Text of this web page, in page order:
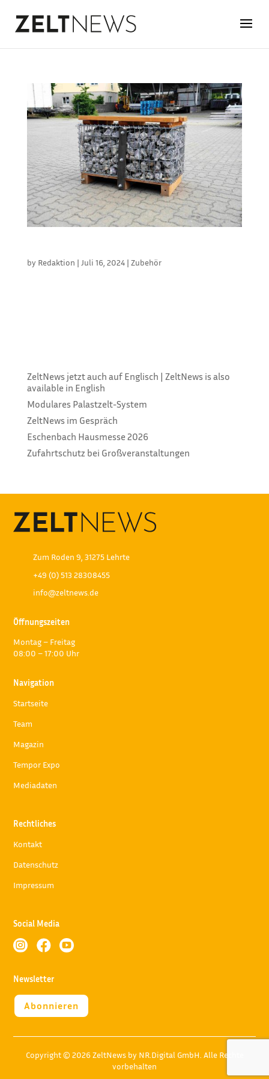
by Redaktion | Juli 16, 2024| Zubehör
ZeltNews jetzt auch auf Englisch | ZeltNews is also
available in English
Modulares Palastzelt-System
ZeltNews im Gespräch
Eschenbach Hausmesse 2026
Zufahrtschutz bei Großveranstaltungen
Zum Roden 9, 31275 Lehrte
+49 (0) 513 28308455
info@zeltnews.de
Öffnungszeiten
Montag – Freitag
08:00 – 17:00 Uhr
Navigation
Startseite
Team
Magazin
Tempor Expo
Mediadaten
Rechtliches
Kontakt
Datenschutz
Impressum
Social Media
  
Newsletter
Abonnieren
Copyright © 2026 ZeltNews by NR.Digital GmbH. Alle Rechte
vorbehalten